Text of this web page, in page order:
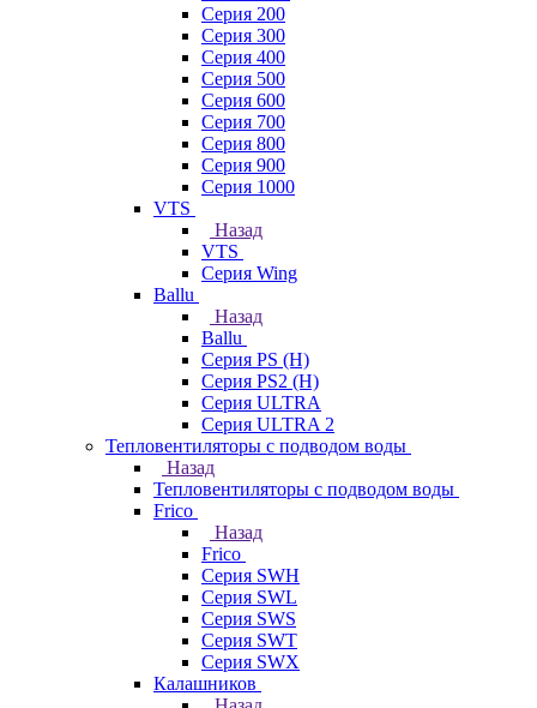
Серия 200
Серия 300
Серия 400
Серия 500
Серия 600
Серия 700
Серия 800
Серия 900
Серия 1000
VTS
Назад
VTS
Серия Wing
Ballu
Назад
Ballu
Серия PS (H)
Серия PS2 (H)
Серия ULTRA
Серия ULTRA 2
Тепловентиляторы с подводом воды
Назад
Тепловентиляторы с подводом воды
Frico
Назад
Frico
Серия SWH
Серия SWL
Серия SWS
Серия SWT
Серия SWX
Калашников